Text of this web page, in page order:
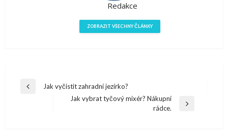
Redakce
ZOBRAZIT VŠECHNY ČLÁNKY
Navigace
PředchazíJak vyčistit zahradní jezírko?
Jak vybrat tyčový mixér? Nákupní
rádce.